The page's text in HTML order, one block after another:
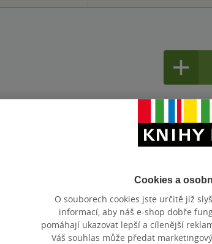
za posledních 60 dní.
Cookies a
O souborech cookies jste určitě již
informací, aby náš e-shop dobře
pomáhají ukazovat lepší a cílenější
Váš souhlas může předat